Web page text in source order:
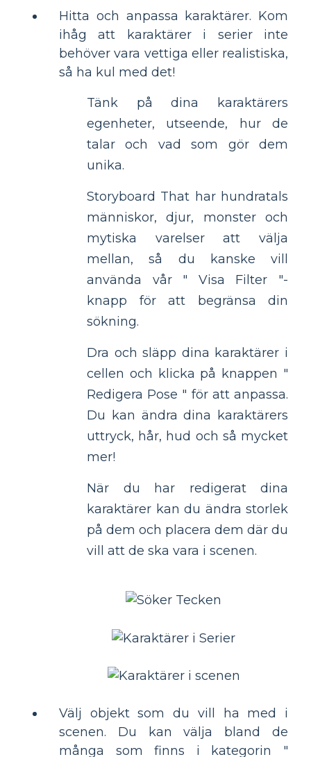
Hitta och anpassa karaktärer. Kom
ihåg att karaktärer i serier inte
behöver vara vettiga eller realistiska,
så ha kul med det!
Tänk på dina karaktärers
egenheter, utseende, hur de
talar och vad som gör dem
unika.
Storyboard That har hundratals
människor, djur, monster och
mytiska varelser att välja
mellan, så du kanske vill
använda vår " Visa Filter "-
knapp för att begränsa din
sökning.
Dra och släpp dina karaktärer i
cellen och klicka på knappen "
Redigera Pose " för att anpassa.
Du kan ändra dina karaktärers
uttryck, hår, hud och så mycket
mer!
När du har redigerat dina
karaktärer kan du ändra storlek
på dem och placera dem där du
vill att de ska vara i scenen.
Välj objekt som du vill ha med i
scenen. Du kan välja bland de
många som finns i kategorin "